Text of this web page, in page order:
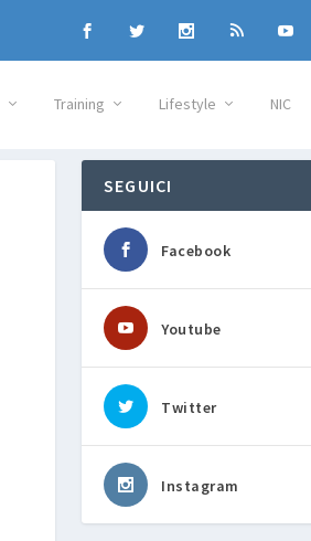
Training Lifestyle NIC
SEGUICI
Facebook
Youtube
Twitter
Instagram